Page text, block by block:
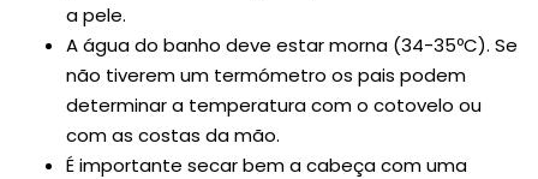
a pele.
A água do banho deve estar morna (34-35ºC). Se
não tiverem um termómetro os pais podem
determinar a temperatura com o cotovelo ou
com as costas da mão.
É importante secar bem a cabeça com uma